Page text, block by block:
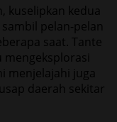
kuselipkan kedua
pelan-pelan
saat. Tante
menjelajahi juga
daerah sekitar